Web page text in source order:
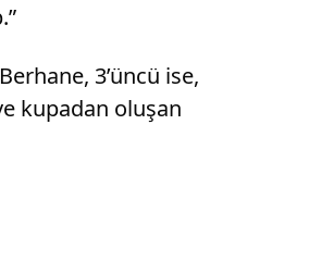
3’üncü ise,
kupadan oluşan